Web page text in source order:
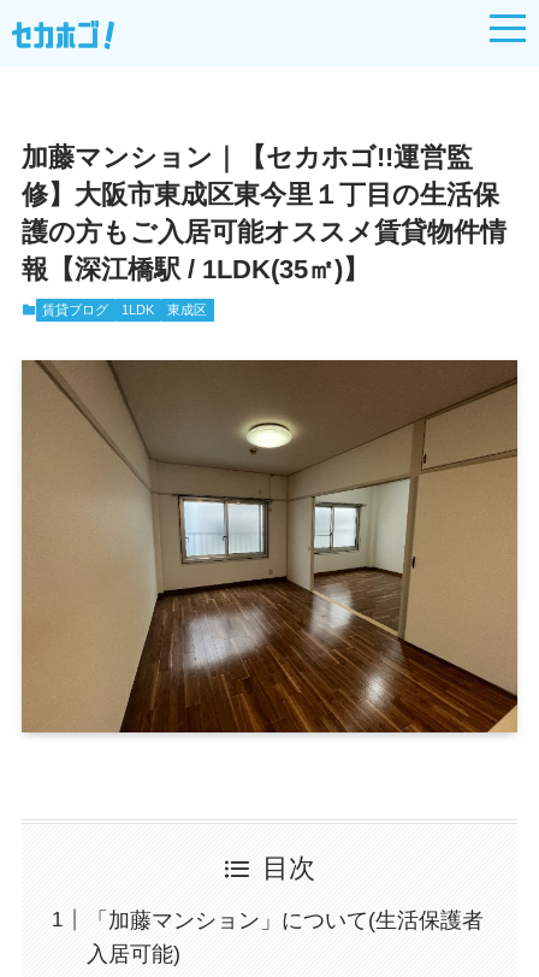
加藤マンション｜【セカホゴ!!運営監
修】大阪市東成区東今里１丁目の生活保
護の方もご入居可能オススメ賃貸物件情
報【深江橋駅 / 1LDK(35㎡)】
賃貸ブログ 1LDK 東成区
目次
「加藤マンション」について(生活保護者
入居可能)